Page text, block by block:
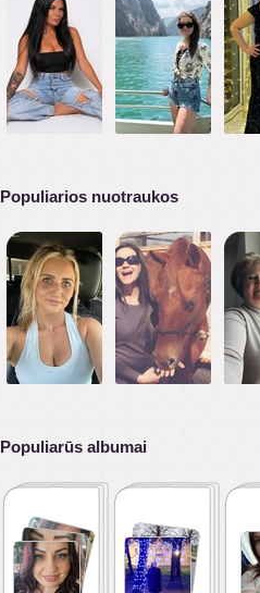
Populiarios nuotraukos
Populiarūs albumai